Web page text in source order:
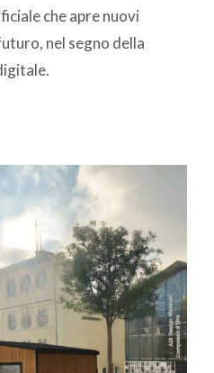
che apre nuovi
nel segno della